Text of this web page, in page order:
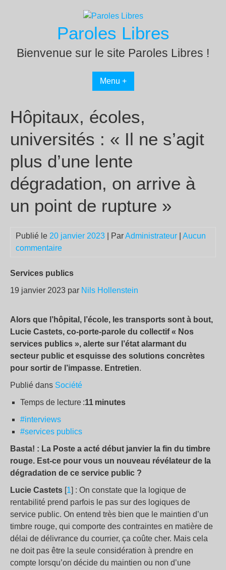
Paroles Libres
Bienvenue sur le site Paroles Libres !
Menu +
Hôpitaux, écoles,
universités : « Il ne s’agit
plus d’une lente
dégradation, on arrive à
un point de rupture »
Publié le 20 janvier 2023 | ParAdministrateur
Aucun
commentaire
Services publics
19 janvier 2023 par Nils Hollenstein
Alors que l’hôpital, l’école, les transports sont à bout,
Lucie Castets, co-porte-parole du collectif « Nos
services publics », alerte sur l’état alarmant du
secteur public et esquisse des solutions concrètes
pour sortir de l’impasse. Entretien.
Publié dans Société
Temps de lecture :11 minutes
#interviews
#services publics
Basta! : La Poste a acté début janvier la fin du timbre
rouge. Est-ce pour vous un nouveau révélateur de la
dégradation de ce service public ?
Lucie Castets [1] : On constate que la logique de
rentabilité prend parfois le pas sur des logiques de
service public. On entend très bien que le maintien d’un
timbre rouge, qui comporte des contraintes en matière de
délai de délivrance du courrier, ça coûte cher. Mais cela
ne doit pas être la seule considération à prendre en
compte lorsqu’on décide du maintien ou non d’une